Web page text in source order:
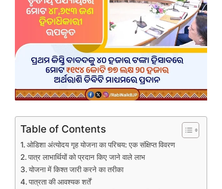
Table of Contents
ओडिशा अंत्योदय गृह योजना का परिचय: एक संक्षिप्त विवरण
पात्र लाभार्थियों को प्रदान किए जाने वाले लाभ
योजना में किश्त जारी करने का तरीका
पात्रता की आवश्यक शर्तें